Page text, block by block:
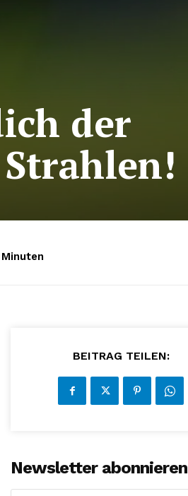
der
Minuten
BEITRAG TEILEN:
Newsletter abonnieren